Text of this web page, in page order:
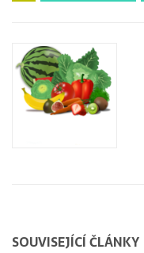
SOUVISEJÍCÍ ČLÁNKY